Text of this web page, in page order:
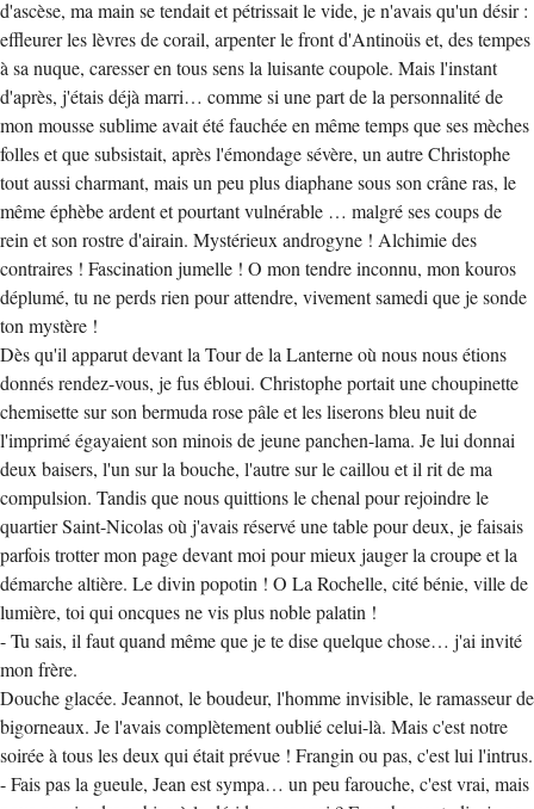
d'ascèse, ma main se tendait et pétrissait le vide, je n'avais qu'un désir :
effleurer les lèvres de corail, arpenter le front d'Antinoüs et, des tempes
à sa nuque, caresser en tous sens la luisante coupole. Mais l'instant
d'après, j'étais déjà marri… comme si une part de la personnalité de
mon mousse sublime avait été fauchée en même temps que ses mèches
folles et que subsistait, après l'émondage sévère, un autre Christophe
tout aussi charmant, mais un peu plus diaphane sous son crâne ras, le
même éphèbe ardent et pourtant vulnérable … malgré ses coups de
rein et son rostre d'airain. Mystérieux androgyne ! Alchimie des
contraires ! Fascination jumelle ! O mon tendre inconnu, mon kouros
déplumé, tu ne perds rien pour attendre, vivement samedi que je sonde
ton mystère !
Dès qu'il apparut devant la Tour de la Lanterne où nous nous étions
donnés rendez-vous, je fus ébloui. Christophe portait une choupinette
chemisette sur son bermuda rose pâle et les liserons bleu nuit de
l'imprimé égayaient son minois de jeune panchen-lama. Je lui donnai
deux baisers, l'un sur la bouche, l'autre sur le caillou et il rit de ma
compulsion. Tandis que nous quittions le chenal pour rejoindre le
quartier Saint-Nicolas où j'avais réservé une table pour deux, je faisais
parfois trotter mon page devant moi pour mieux jauger la croupe et la
démarche altière. Le divin popotin ! O La Rochelle, cité bénie, ville de
lumière, toi qui oncques ne vis plus noble palatin !
- Tu sais, il faut quand même que je te dise quelque chose… j'ai invité
mon frère.
Douche glacée. Jeannot, le boudeur, l'homme invisible, le ramasseur de
bigorneaux. Je l'avais complètement oublié celui-là. Mais c'est notre
soirée à tous les deux qui était prévue ! Frangin ou pas, c'est lui l'intrus.
- Fais pas la gueule, Jean est sympa… un peu farouche, c'est vrai, mais